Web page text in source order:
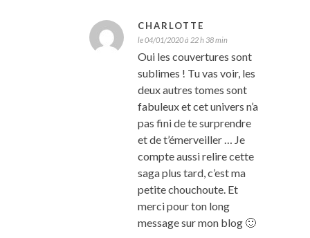
CHARLOTTE
le 04/01/2020 à 22 h 38 min
Oui les couvertures sont
sublimes ! Tu vas voir, les
deux autres tomes sont
fabuleux et cet univers n’a
pas fini de te surprendre
et de t’émerveiller … Je
compte aussi relire cette
saga plus tard, c’est ma
petite chouchoute. Et
merci pour ton long
message sur mon blog 🙂